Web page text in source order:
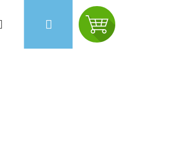
PřihlášeníNákupní